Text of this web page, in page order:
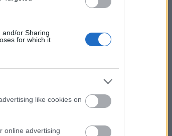
and/or Sharing
for which it
like cookies on
online advertising
godt feste og god gli,
VM-gull på torsdag!
Skitesting, jobbing
et løft de siste dagene.